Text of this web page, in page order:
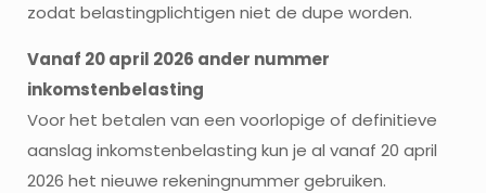
zodat belastingplichtigen niet de dupe worden.
Vanaf 20 april 2026 ander nummer
inkomstenbelasting
Voor het betalen van een voorlopige of definitieve
aanslag inkomstenbelasting kun je al vanaf 20 april
2026 het nieuwe rekeningnummer gebruiken.